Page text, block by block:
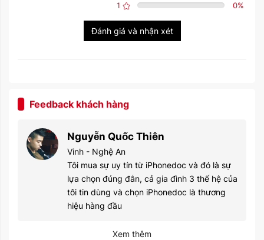
1
0%
Đánh giá và nhận xét
Feedback khách hàng
Nguyễn Quốc Thiên
Vinh - Nghệ An
Tôi mua sự uy tín từ iPhonedoc và đó là sự
lựa chọn đúng đắn, cả gia đình 3 thế hệ của
tôi tin dùng và chọn iPhonedoc là thương
hiệu hàng đầu
Xem thêm